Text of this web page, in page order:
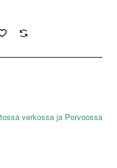
verkossa ja Porvoossa